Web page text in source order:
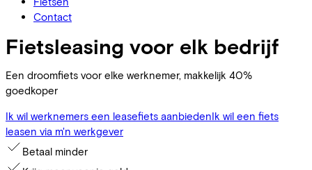
Contact
Fietsleasing voor elk bedrijf
Een droomfiets voor elke werknemer, makkelijk 40%
goedkoper
Ik wil werknemers een leasefiets aanbiedenIk wil een fiets
leasen via m'n werkgever
Betaal minder